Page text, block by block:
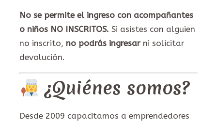
No se permite el ingreso con acompañantes
o niños NO INSCRITOS. Si asistes con alguien
no inscrito, no podrás ingresar ni solicitar
devolución.
¿Quiénes somos?
Desde 2009 capacitamos a emprendedores